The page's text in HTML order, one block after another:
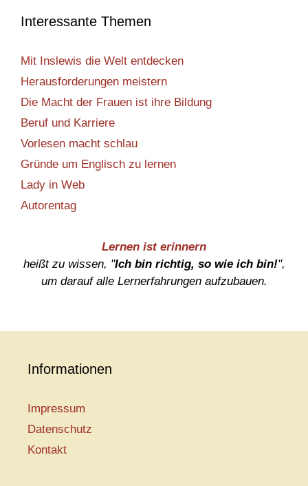
Interessante Themen
Mit Inslewis die Welt entdecken
Herausforderungen meistern
Die Macht der Frauen ist ihre Bildung
Beruf und Karriere
Vorlesen macht schlau
Gründe um Englisch zu lernen
Lady in Web
Autorentag
Lernen ist erinnern
heißt zu wissen, "Ich bin richtig, so wie ich bin!",
um darauf alle Lernerfahrungen aufzubauen.
Informationen
Impressum
Datenschutz
Kontakt